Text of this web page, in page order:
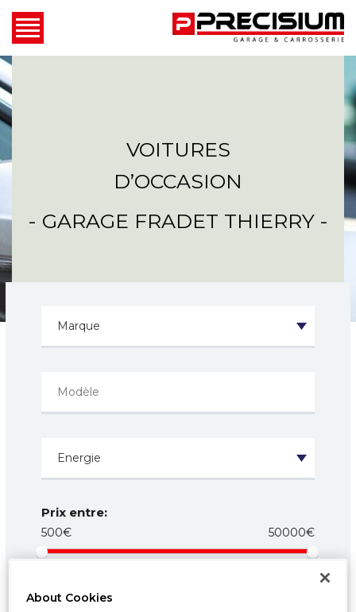
VOITURES
D’OCCASION
- GARAGE FRADET THIERRY -
Prix entre:
500€ 50000€
1960
About Cookies